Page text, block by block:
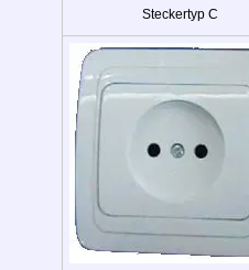
Steckertyp C